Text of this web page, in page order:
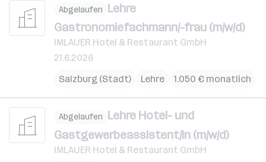
Abgelaufen Lehre
Gastronomiefachmann/-frau (m/w/d)
IMLAUER Hotel & Restaurant GmbH
21.6.2026
Salzburg (Stadt)
Lehre 1.050 € monatlich
Abgelaufen Lehre Hotel- und
Gastgewerbeassistent/in (m/w/d)
IMLAUER Hotel & Restaurant GmbH